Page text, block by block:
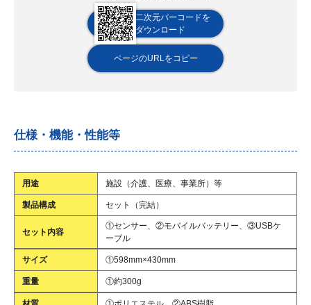
二次元バーコードを
ダウンロード
ページのURLをコピー
仕様・機能・性能等
用途 施設（介護、医療、事業所）等
製品構成 セット（完結）
セット内容
①センサー、②モバイルバッテリー、③USBケ
ーブル
サイズ ①598mm×430mm
重量 ①約300g